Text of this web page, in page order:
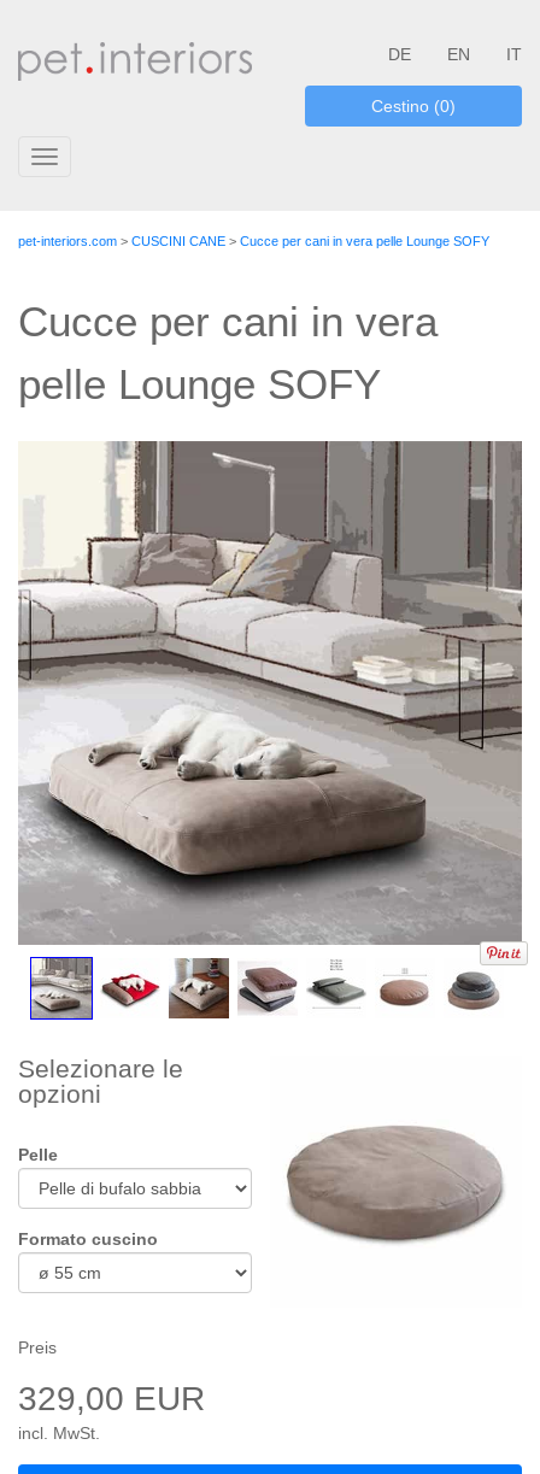
DE EN IT
Cestino (0)
Toggle
pet-interiors.com > CUSCINI CANE > Cucce per cani in vera pelle Lounge SOFY
Cucce per cani in vera
pelle Lounge SOFY
Selezionare le
opzioni
Pelle
Formato cuscino
Preis
329,00 EUR
incl. MwSt.